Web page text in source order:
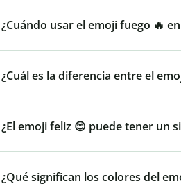
¿Cuándo usar el emoji fuego 🔥
¿Cuál es la diferencia entre el
¿El emoji feliz 😊 puede tener un
¿Qué significan los colores del